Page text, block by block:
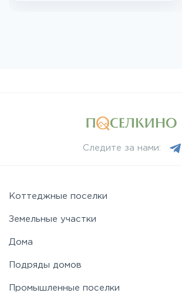
Следите за нами:
Коттеджные поселки
Земельные участки
Дома
Подряды домов
Промышленные поселки